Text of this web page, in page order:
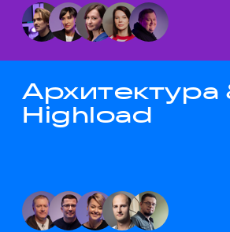
Архитектура
Highload